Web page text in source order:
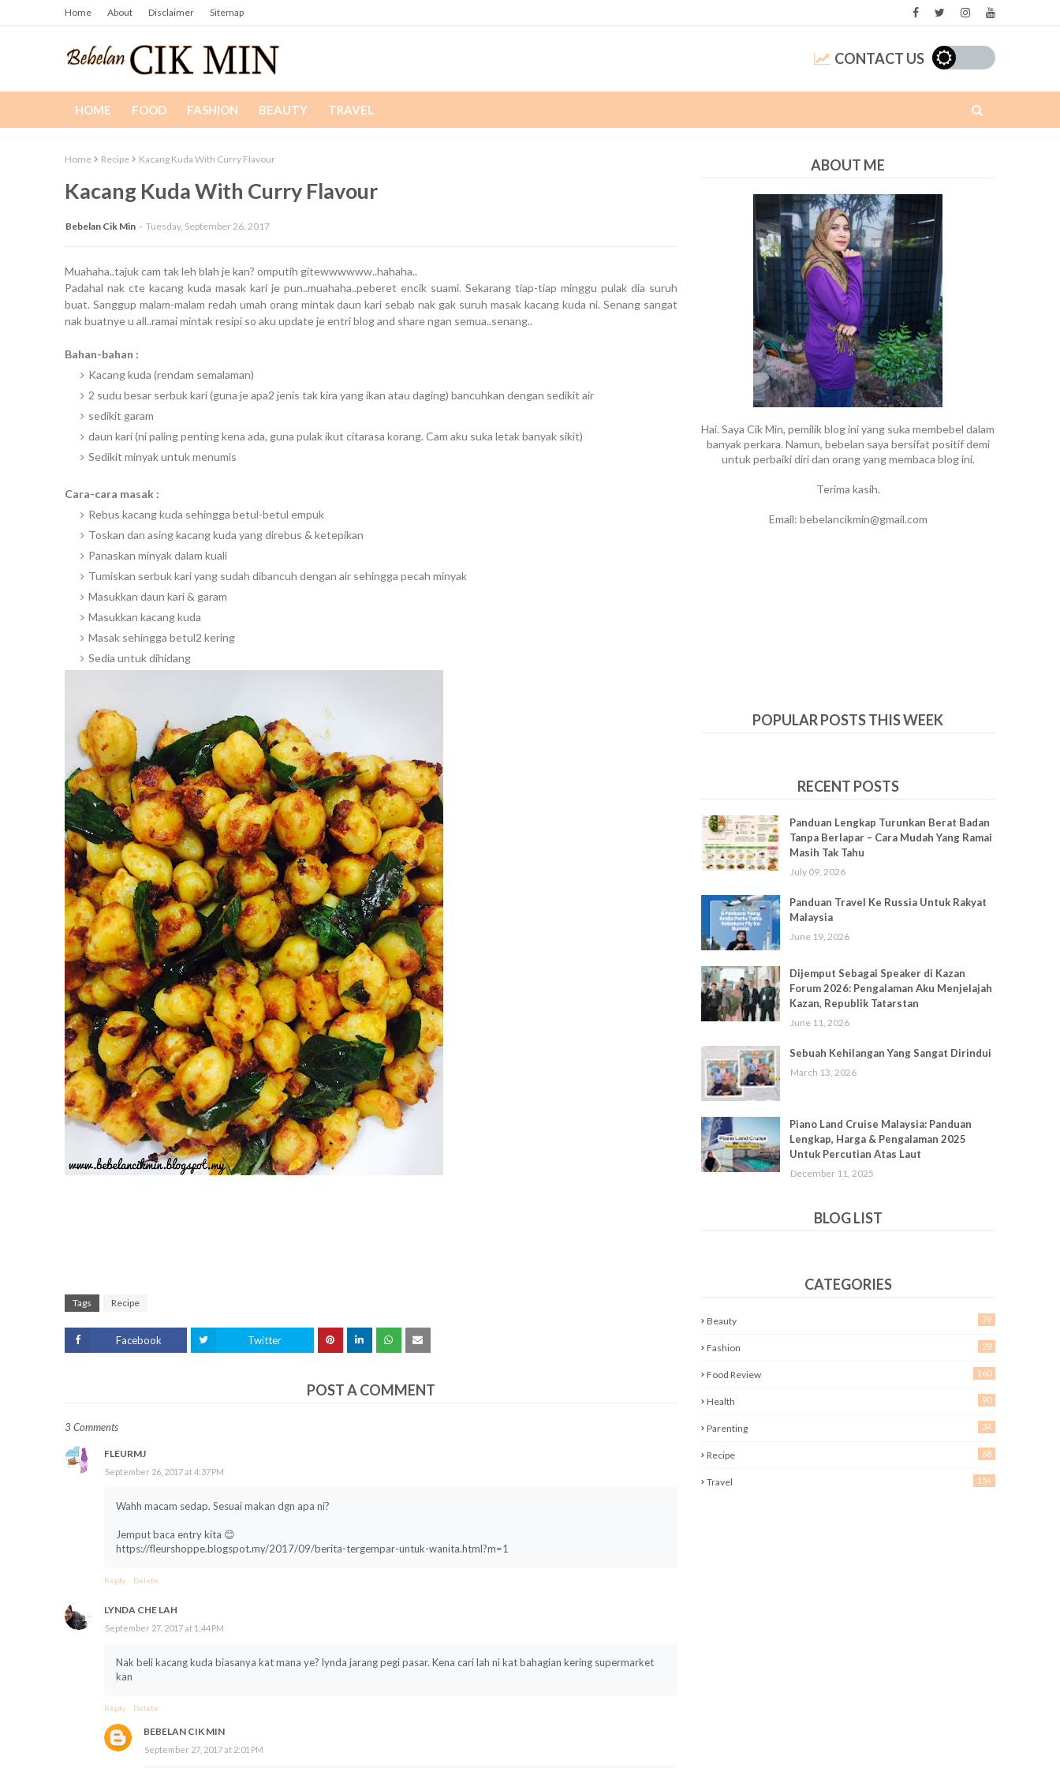
Home About Disclaimer Sitemap
CONTACT US
HOME FOOD FASHION BEAUTY TRAVEL
Home Recipe Kacang Kuda With Curry Flavour
Kacang Kuda With Curry Flavour
Bebelan Cik Min Tuesday, September 26, 2017
Muahaha..tajuk cam tak leh blah je kan? omputih gitewwwwww..hahaha..
Padahal nak cte kacang kuda masak kari je pun..muahaha..peberet encik suami. Sekarang tiap-tiap minggu pulak dia suruh
buat. Sanggup malam-malam redah umah orang mintak daun kari sebab nak gak suruh masak kacang kuda ni. Senang sangat
nak buatnye u all..ramai mintak resipi so aku update je entri blog and share ngan semua..senang..
Bahan-bahan :
Kacang kuda (rendam semalaman)
2 sudu besar serbuk kari (guna je apa2 jenis tak kira yang ikan atau daging) bancuhkan dengan sedikit air
sedikit garam
daun kari (ni paling penting kena ada, guna pulak ikut citarasa korang. Cam aku suka letak banyak sikit)
Sedikit minyak untuk menumis
Cara-cara masak :
Rebus kacang kuda sehingga betul-betul empuk
Toskan dan asing kacang kuda yang direbus & ketepikan
Panaskan minyak dalam kuali
Tumiskan serbuk kari yang sudah dibancuh dengan air sehingga pecah minyak
Masukkan daun kari & garam
Masukkan kacang kuda
Masak sehingga betul2 kering
Sedia untuk dihidang
Tags Recipe
Facebook Twitter
POST A COMMENT
3 Comments
FLEURMJ
September 26, 2017 at 4:37 PM
Wahh macam sedap. Sesuai makan dgn apa ni?
Jemput baca entry kita 😊
https://fleurshoppe.blogspot.my/2017/09/berita-tergempar-untuk-wanita.html?m=1
Reply Delete
LYNDA CHE LAH
September 27, 2017 at 1:44 PM
Nak beli kacang kuda biasanya kat mana ye? lynda jarang pegi pasar. Kena cari lah ni kat bahagian kering supermarket
kan
Reply Delete
BEBELAN CIK MIN
September 27, 2017 at 2:01 PM
ABOUT ME
Hai. Saya Cik Min, pemilik blog ini yang suka membebel dalam
banyak perkara. Namun, bebelan saya bersifat positif demi
untuk perbaiki diri dan orang yang membaca blog ini.
Terima kasih.
Email: bebelancikmin@gmail.com
POPULAR POSTS THIS WEEK
RECENT POSTS
Panduan Lengkap Turunkan Berat Badan
Tanpa Berlapar – Cara Mudah Yang Ramai
Masih Tak Tahu
July 09, 2026
Panduan Travel Ke Russia Untuk Rakyat
Malaysia
June 19, 2026
Dijemput Sebagai Speaker di Kazan
Forum 2026: Pengalaman Aku Menjelajah
Kazan, Republik Tatarstan
June 11, 2026
Sebuah Kehilangan Yang Sangat Dirindui
March 13, 2026
Piano Land Cruise Malaysia: Panduan
Lengkap, Harga & Pengalaman 2025
Untuk Percutian Atas Laut
December 11, 2025
BLOG LIST
CATEGORIES
Beauty 79
Fashion 28
Food Review 160
Health 90
Parenting 34
Recipe 68
Travel 154